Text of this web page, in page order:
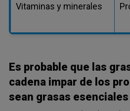
Vitaminas y minerales
Es probable que las
cadena impar de los
sean grasas esenciales